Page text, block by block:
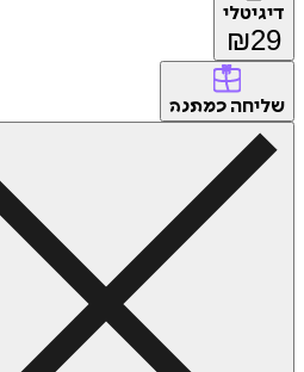
דיגיטלי
₪29
שליחה כמתנה